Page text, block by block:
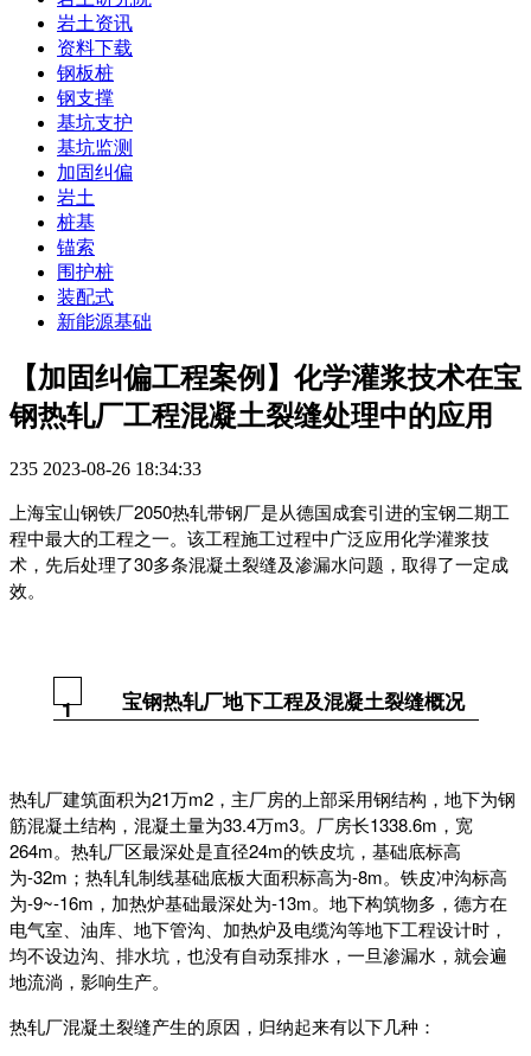
岩土资讯
资料下载
钢板桩
钢支撑
基坑支护
基坑监测
加固纠偏
岩土
桩基
锚索
围护桩
装配式
新能源基础
【加固纠偏工程案例】化学灌浆技术在宝
钢热轧厂工程混凝土裂缝处理中的应用
235 2023-08-26 18:34:33
上海宝山钢铁厂2050热轧带钢厂是从德国成套引进的宝钢二期工
程中最大的工程之一。该工程施工过程中广泛应用化学灌浆技
术，先后处理了30多条混凝土裂缝及渗漏水问题，取得了一定成
效。
1 宝钢热轧厂地下工程及混凝土裂缝概况
热轧厂建筑面积为21万m2，主厂房的上部采用钢结构，地下为钢
筋混凝土结构，混凝土量为33.4万m3。厂房长1338.6m，宽
264m。热轧厂区最深处是直径24m的铁皮坑，基础底标高
为-32m；热轧轧制线基础底板大面积标高为-8m。铁皮冲沟标高
为-9~-16m，加热炉基础最深处为-13m。地下构筑物多，德方在
电气室、油库、地下管沟、加热炉及电缆沟等地下工程设计时，
均不设边沟、排水坑，也没有自动泵排水，一旦渗漏水，就会遍
地流淌，影响生产。
热轧厂混凝土裂缝产生的原因，归纳起来有以下几种：